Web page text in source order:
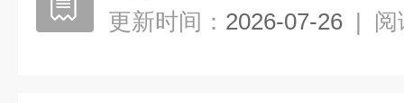
更新时间： 2026-07-26 | 阅